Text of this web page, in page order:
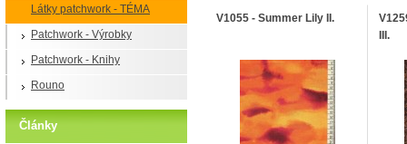
Látky patchwork - TÉMA
Patchwork - Výrobky
Patchwork - Knihy
Rouno
Články
V1055 - Summer Lily II.
III.